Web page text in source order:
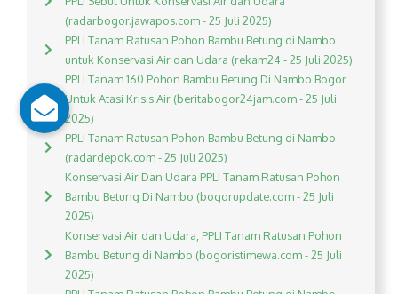
(radarbogor.jawapos.com - 25 Juli 2025)
PPLI Tanam Ratusan Pohon Bambu Betung di Nambo
untuk Konservasi Air dan Udara (rekam24 - 25 Juli 2025)
PPLI Tanam 160 Pohon Bambu Betung Di Nambo Bogor
Untuk Atasi Krisis Air (beritabogor24jam.com - 25 Juli
2025)
PPLI Tanam Ratusan Pohon Bambu Betung di Nambo
(radardepok.com - 25 Juli 2025)
Konservasi Air Dan Udara PPLI Tanam Ratusan Pohon
Bambu Betung Di Nambo (bogorupdate.com - 25 Juli
2025)
Konservasi Air dan Udara, PPLI Tanam Ratusan Pohon
Bambu Betung di Nambo (bogoristimewa.com - 25 Juli
2025)